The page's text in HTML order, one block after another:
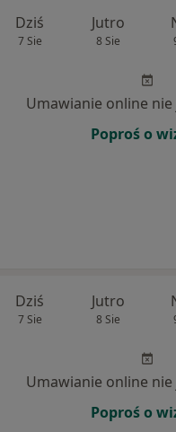
Dziś
7 Sie
Jutro
8 Sie
Umawianie online
Poproś o
Dziś
7 Sie
Jutro
8 Sie
Umawianie online
Poproś o